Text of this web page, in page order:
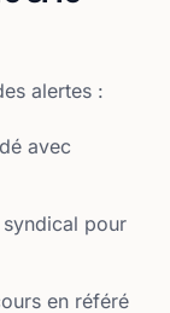
alertes :
avec
pour
en référé